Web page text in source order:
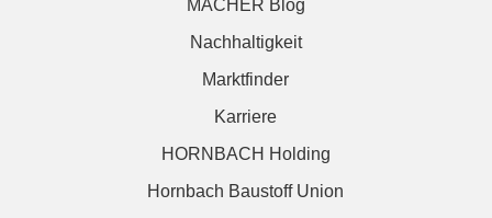
MACHER Blog
Nachhaltigkeit
Marktfinder
Karriere
HORNBACH Holding
Hornbach Baustoff Union